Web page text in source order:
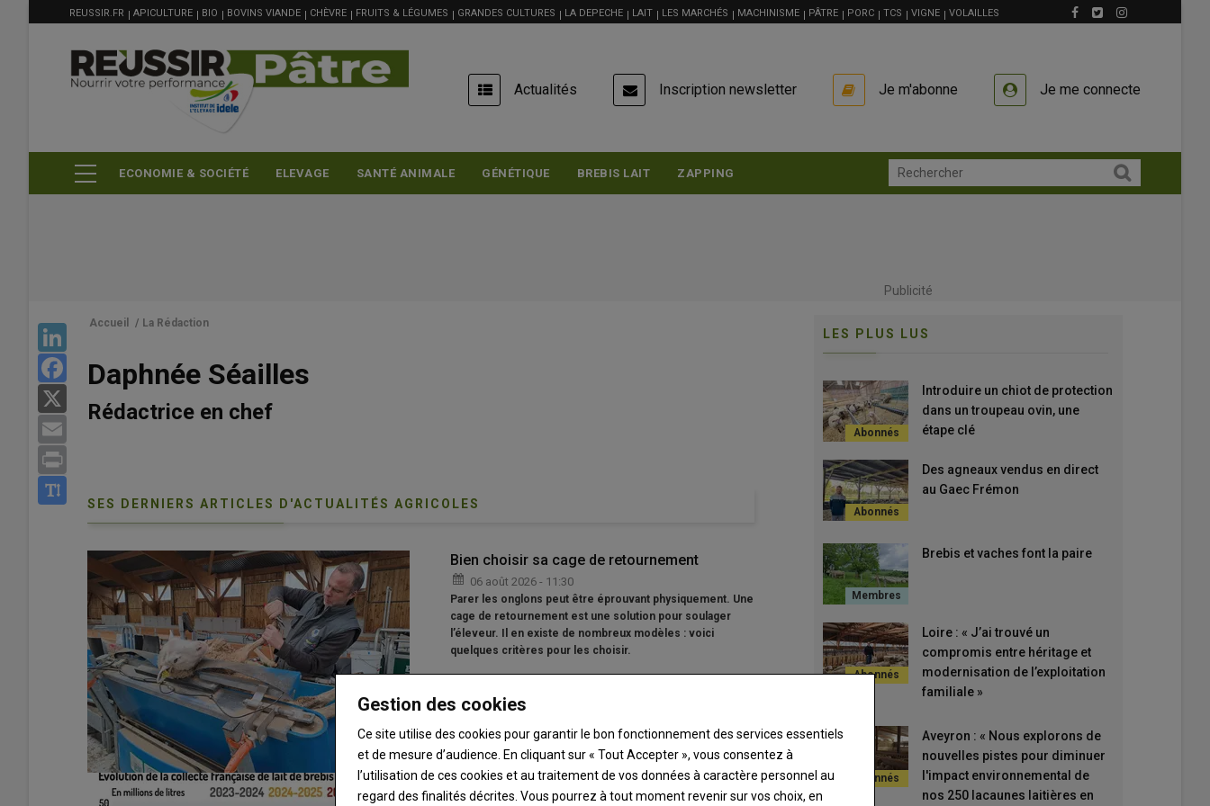
contenu
MENU
FILIÈRE
REUSSIR.FR APICULTURE BIO BOVINS VIANDE CHÈVRE FRUITS & LÉGUMES GRANDES CULTURES LA DEPECHE LAIT LES MARCHÉS MACHINISME PÂTRE PORC TCS VIGNE VOLAILLES
USER
ACCOUNT
MENU
Actualités Inscription newsletter Je m'abonne Je me connecte
ECONOMIE & SOCIÉTÉ ELEVAGE SANTÉ ANIMALE GÉNÉTIQUE BREBIS LAIT ZAPPING
Publicité
Facebook
Accueil / La Rédaction
Daphnée Séailles
Rédactrice en chef
SES DERNIERS ARTICLES D'ACTUALITÉS AGRICOLES
Bien choisir sa cage de retournement
06 août 2026 - 11:30
Parer les onglons peut être éprouvant physiquement. Une
cage de retournement est une solution pour soulager
l’éleveur. Il en existe de nombreux modèles : voici
quelques critères pour les choisir.
La collecte de lait de brebis a nettement
augmenté sur les six premiers mois de la
LES PLUS LUS
Introduire un chiot de protection
dans un troupeau ovin, une
étape clé
Des agneaux vendus en direct
au Gaec Frémon
Brebis et vaches font la paire
Loire : « J’ai trouvé un
compromis entre héritage et
modernisation de l’exploitation
familiale »
Aveyron : « Nous explorons de
nouvelles pistes pour diminuer
l'impact environnemental de
nos 250 lacaunes laitières en
Gestion des cookies
Ce site utilise des cookies pour garantir le bon fonctionnement des services essentiels
et de mesure d’audience. En cliquant sur « Tout Accepter », vous consentez à
l’utilisation de ces cookies et au traitement de vos données à caractère personnel au
regard des finalités décrites. Vous pourrez à tout moment revenir sur vos choix, en